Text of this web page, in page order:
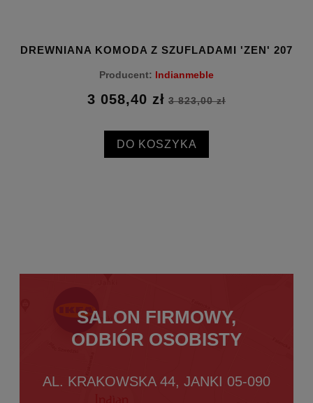
DREWNIANA KOMODA Z SZUFLADAMI 'ZEN' 207
Producent: Indianmeble
3 058,40 zł 3 823,00 zł
DO KOSZYKA
SALON FIRMOWY,
ODBIÓR OSOBISTY
AL. KRAKOWSKA 44, JANKI 05-090